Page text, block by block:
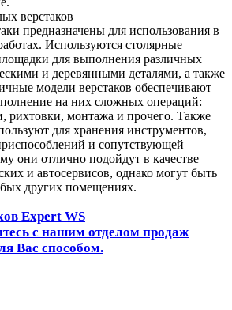
верстаков
предназначены для использования в
Используются столярные
для выполнения различных
и деревянными деталями, а также
модели верстаков обеспечивают
на них сложных операций:
рихтовки, монтажа и прочего. Также
для хранения инструментов,
и сопутствующей
они отлично подойдут в качестве
и автосервисов, однако могут быть
других помещениях.
Expert WS
с нашим отделом продаж
Вас способом.